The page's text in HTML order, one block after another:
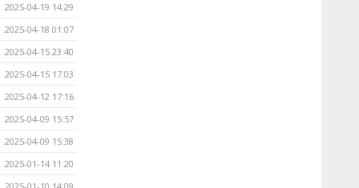
2025-04-19 14:29
2025-04-18 01:07
2025-04-15 23:40
2025-04-15 17:03
2025-04-12 17:16
2025-04-09 15:57
2025-04-09 15:38
2025-01-14 11:20